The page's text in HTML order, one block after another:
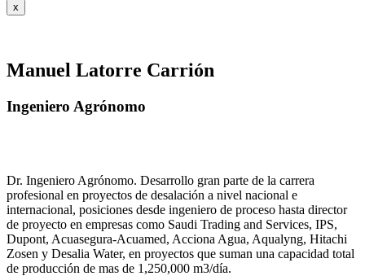
x
Manuel Latorre Carrión
Ingeniero Agrónomo
Dr. Ingeniero Agrónomo. Desarrollo gran parte de la carrera
profesional en proyectos de desalación a nivel nacional e
internacional, posiciones desde ingeniero de proceso hasta director
de proyecto en empresas como Saudi Trading and Services, IPS,
Dupont, Acuasegura-Acuamed, Acciona Agua, Aqualyng, Hitachi
Zosen y Desalia Water, en proyectos que suman una capacidad total
de producción de mas de 1,250,000 m3/día.